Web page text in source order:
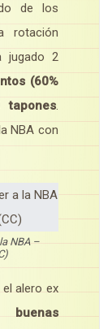
de los
rotación
jugado 2
(60%
.
NBA con
NBA –
el alero ex
buenas